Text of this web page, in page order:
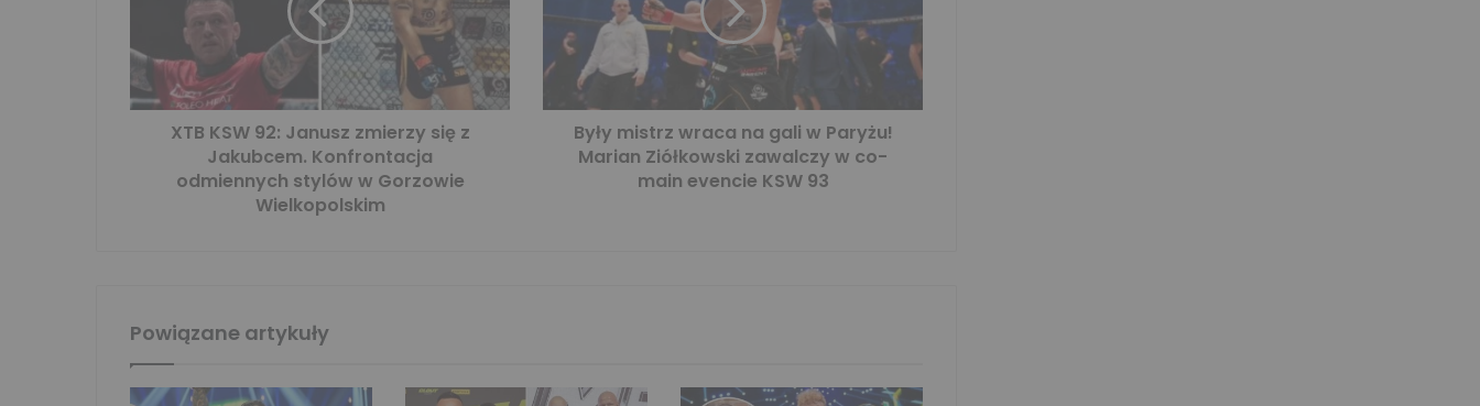
XTB KSW 92: Janusz zmierzy się z
Jakubcem. Konfrontacja
odmiennych stylów w Gorzowie
Wielkopolskim
Były mistrz wraca na gali w Paryżu!
Marian Ziółkowski zawalczy w co-
main evencie KSW 93
Powiązane artykuły